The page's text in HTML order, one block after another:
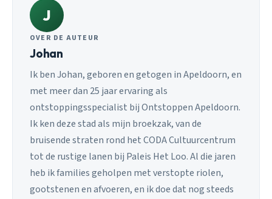
J
OVER DE AUTEUR
Johan
Ik ben Johan, geboren en getogen in Apeldoorn, en
met meer dan 25 jaar ervaring als
ontstoppingsspecialist bij Ontstoppen Apeldoorn.
Ik ken deze stad als mijn broekzak, van de
bruisende straten rond het CODA Cultuurcentrum
tot de rustige lanen bij Paleis Het Loo. Al die jaren
heb ik families geholpen met verstopte riolen,
gootstenen en afvoeren, en ik doe dat nog steeds